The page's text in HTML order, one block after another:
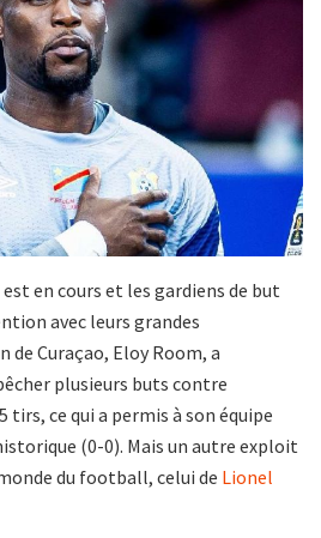
est en cours et les gardiens de but
avec leurs grandes
de Curaçao, Eloy Room, a
plusieurs buts contre
tirs, ce qui a permis à son équipe
(0-0). Mais un autre exploit
du football, celui de Lionel